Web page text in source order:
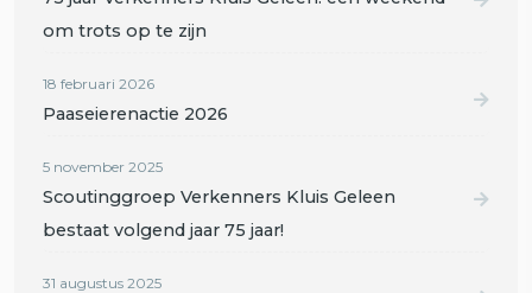
om trots op te zijn
18 februari 2026
Paaseierenactie 2026
5 november 2025
Scoutinggroep Verkenners Kluis Geleen
bestaat volgend jaar 75 jaar!
31 augustus 2025